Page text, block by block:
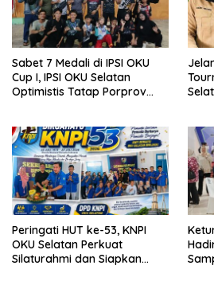
Sabet 7 Medali di IPSI OKU
Cup I, IPSI OKU Selatan
Optimistis Tatap Porprov
Peringati HUT ke-53, KNPI
OKU Selatan Perkuat
Silaturahmi dan Siapkan